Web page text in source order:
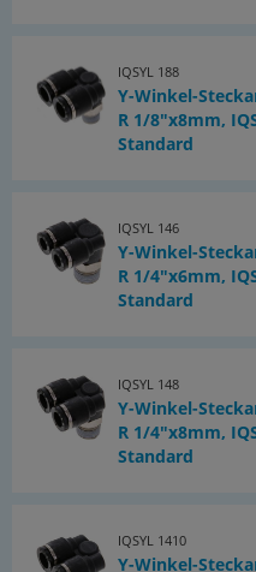
IQSYL 188
Y-Winkel-
R 1/8"x8mm,
Standard
IQSYL 146
Y-Winkel-
R 1/4"x6mm,
Standard
IQSYL 148
Y-Winkel-
R 1/4"x8mm,
Standard
IQSYL 1410
Y-Winkel-